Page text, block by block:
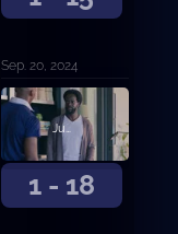
Sep. 20, 2024
1 - 18
Judas